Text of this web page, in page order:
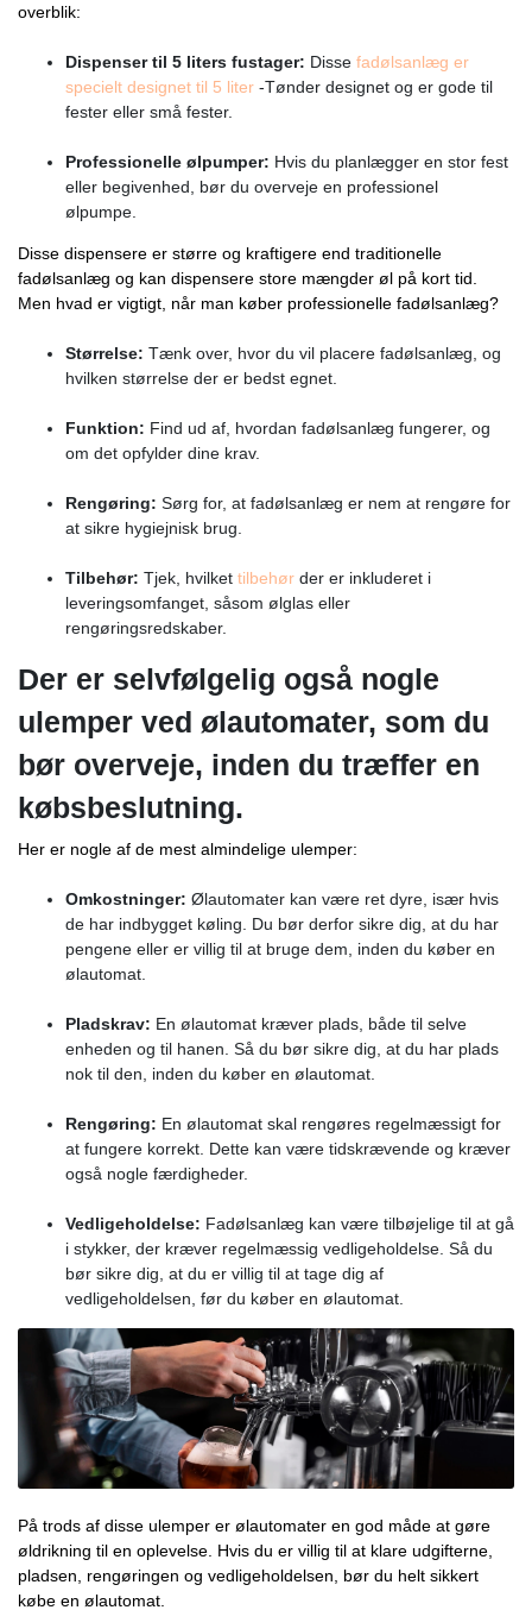
overblik:
Dispenser til 5 liters fustager: Disse fadølsanlæg er
specielt designet til 5 liter -Tønder designet og er gode til
fester eller små fester.
Professionelle ølpumper: Hvis du planlægger en stor fest
eller begivenhed, bør du overveje en professionel
ølpumpe.
Disse dispensere er større og kraftigere end traditionelle
fadølsanlæg og kan dispensere store mængder øl på kort tid.
Men hvad er vigtigt, når man køber professionelle fadølsanlæg?
Størrelse: Tænk over, hvor du vil placere fadølsanlæg, og
hvilken størrelse der er bedst egnet.
Funktion: Find ud af, hvordan fadølsanlæg fungerer, og
om det opfylder dine krav.
Rengøring: Sørg for, at fadølsanlæg er nem at rengøre for
at sikre hygiejnisk brug.
Tilbehør: Tjek, hvilket tilbehør der er inkluderet i
leveringsomfanget, såsom ølglas eller
rengøringsredskaber.
Der er selvfølgelig også nogle
ulemper ved ølautomater, som du
bør overveje, inden du træffer en
købsbeslutning.
Her er nogle af de mest almindelige ulemper:
Omkostninger: Ølautomater kan være ret dyre, især hvis
de har indbygget køling. Du bør derfor sikre dig, at du har
pengene eller er villig til at bruge dem, inden du køber en
ølautomat.
Pladskrav: En ølautomat kræver plads, både til selve
enheden og til hanen. Så du bør sikre dig, at du har plads
nok til den, inden du køber en ølautomat.
Rengøring: En ølautomat skal rengøres regelmæssigt for
at fungere korrekt. Dette kan være tidskrævende og kræver
også nogle færdigheder.
Vedligeholdelse: Fadølsanlæg kan være tilbøjelige til at gå
i stykker, der kræver regelmæssig vedligeholdelse. Så du
bør sikre dig, at du er villig til at tage dig af
vedligeholdelsen, før du køber en ølautomat.
På trods af disse ulemper er ølautomater en god måde at gøre
øldrikning til en oplevelse. Hvis du er villig til at klare udgifterne,
pladsen, rengøringen og vedligeholdelsen, bør du helt sikkert
købe en ølautomat.